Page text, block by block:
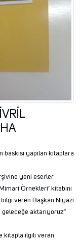
yapılan kitaplara
yeni eserler
Örnekleri’ kitabını
bilgi veren Başkan Niyazi
geleceğe aktarıyoruz”
kitapla ilgili veren